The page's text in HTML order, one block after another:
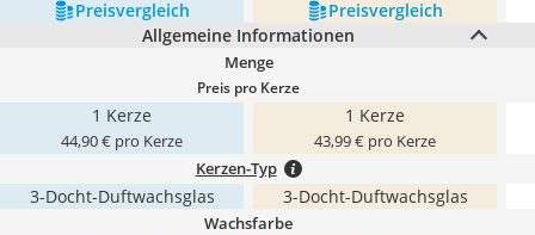
Preis­vergleich
Preis­vergleich
Allgemeine Informationen
Menge
Preis pro Kerze
1 Kerze
44,90 € pro Kerze
1 Kerze
43,99 € pro Kerze
Kerzen-Typ
3-Docht-Duftwachsglas 3-Docht-Duftwachsglas
Wachsfarbe